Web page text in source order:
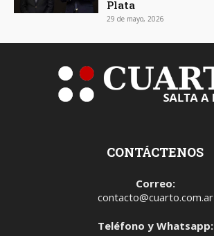
Plata
29 de mayo, 2026
CONTÁCTENOS
Correo:
contacto@cuarto.com.ar
Teléfono y Whatsapp: